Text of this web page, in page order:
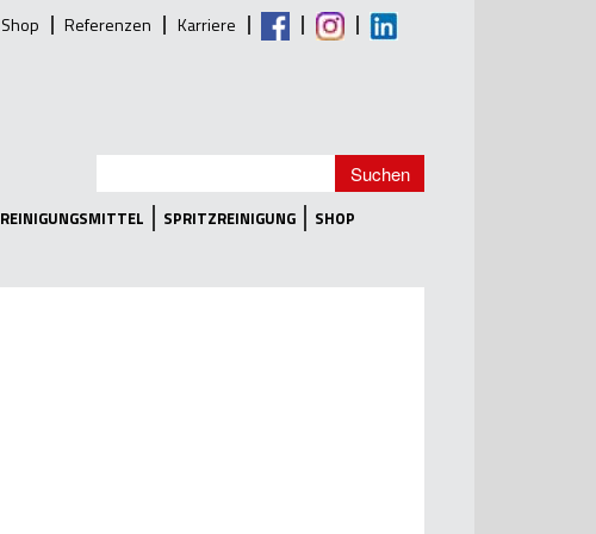
Shop Referenzen Karriere
REINIGUNGSMITTEL SPRITZREINIGUNG
SHOP